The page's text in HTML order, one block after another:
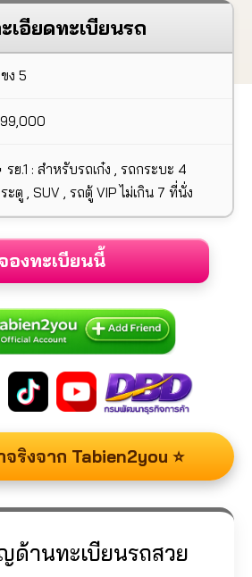
เอียดทะเบียนรถ
ง 5
รย.1 : สำหรับรถเก๋ง , รถกระบะ 4
ะตู , SUV , รถตู้ VIP ไม่เกิน 7 ที่นั่ง
องทะเบียนนี้
จริงจาก Tabien2you ⭐
ด้านทะเบียนรถสวย